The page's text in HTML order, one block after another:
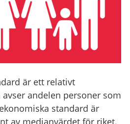
är ett relativt
andelen personer som
standard är
av medianvärdet för riket.